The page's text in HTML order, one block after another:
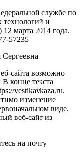
службе по
технологий и
марта 2014 года.
57235
сайта возможно
конце текста
vestikavkaza.ru.
изменение
виде.
веб-сайт из
на почту